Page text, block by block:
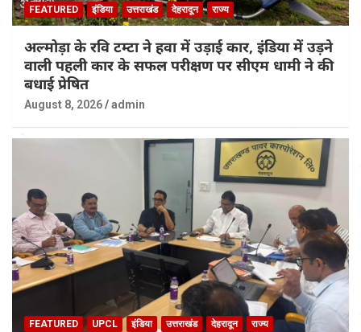
FEATURED इंडिया उत्तराखंड देहरादून राज्य
अल्मोड़ा के रवि टम्टा ने हवा में उड़ाई कार, इंडिया में उड़ने
वाली पहली कार के सफल परीक्षण पर सीएम धामी ने की
बधाई प्रेषित
August 8, 2026 admin
FEATURED UPCL इंडिया उत्तराखंड देहरादून राज्य